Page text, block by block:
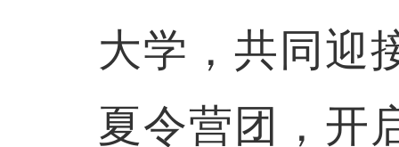
大学，共同迎
夏令营团，开